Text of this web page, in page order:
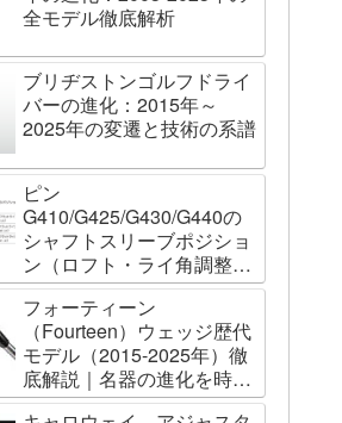
全モデル徹底解析
ブリヂストンゴルフドライ
バーの進化：2015年～
2025年の変遷と技術の系譜
ピン
G410/G425/G430/G440の
シャフトスリーブポジショ
ン（ロフト・ライ角調整機
能）について
フォーティーン
（Fourteen）ウェッジ歴代
モデル（2015-2025年）徹
底解説｜名器の進化を時系
列で辿る